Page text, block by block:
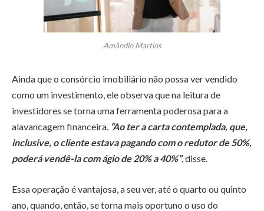
Amândio Martins
Ainda que o consórcio imobiliário não possa ver vendido
como um investimento, ele observa que na leitura de
investidores se torna uma ferramenta poderosa para a
alavancagem financeira. “Ao ter a carta contemplada, que,
inclusive, o cliente estava pagando com o redutor de 50%,
poderá vendê-la com ágio de 20% a 40%”, disse.
Essa operação é vantajosa, a seu ver, até o quarto ou quinto
ano, quando, então, se torna mais oportuno o uso do